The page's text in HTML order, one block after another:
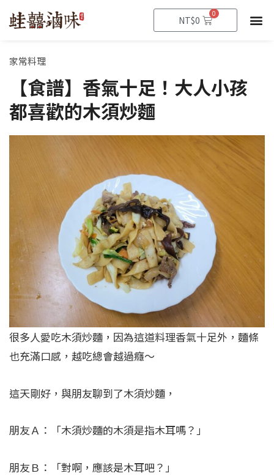
NT$0
0
購
物
籃
家常料理
【食譜】香氣十足！大人小孩
都喜歡的木須炒麵
很多人愛吃木須炒麵，因為這道料理香氣十足外，麵條
也充滿口感，越吃總會越過癮～
這天剛好，與朋友聊到了木須炒麵，
朋友Ａ：「木須炒麵的木須是指木耳嗎？」
朋友Ｂ：「對啊，應該是木耳吧？」